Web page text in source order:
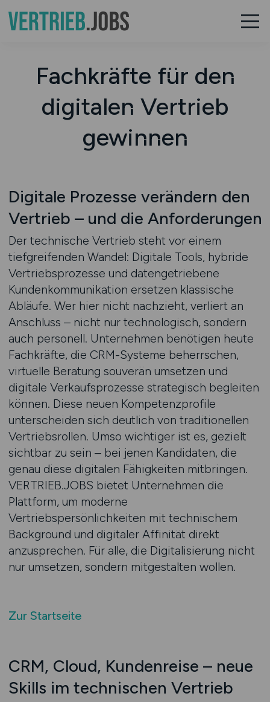
Fachkräfte für den
digitalen Vertrieb
gewinnen
Digitale Prozesse verändern den
Vertrieb – und die Anforderungen
Der technische Vertrieb steht vor einem
tiefgreifenden Wandel: Digitale Tools, hybride
Vertriebsprozesse und datengetriebene
Kundenkommunikation ersetzen klassische
Abläufe. Wer hier nicht nachzieht, verliert an
Anschluss – nicht nur technologisch, sondern
auch personell. Unternehmen benötigen heute
Fachkräfte, die CRM-Systeme beherrschen,
virtuelle Beratung souverän umsetzen und
digitale Verkaufsprozesse strategisch begleiten
können. Diese neuen Kompetenzprofile
unterscheiden sich deutlich von traditionellen
Vertriebsrollen. Umso wichtiger ist es, gezielt
sichtbar zu sein – bei jenen Kandidaten, die
genau diese digitalen Fähigkeiten mitbringen.
VERTRIEB.JOBS bietet Unternehmen die
Plattform, um moderne
Vertriebspersönlichkeiten mit technischem
Background und digitaler Affinität direkt
anzusprechen. Für alle, die Digitalisierung nicht
nur umsetzen, sondern mitgestalten wollen.
Zur Startseite
CRM, Cloud, Kundenreise – neue
Skills im technischen Vertrieb